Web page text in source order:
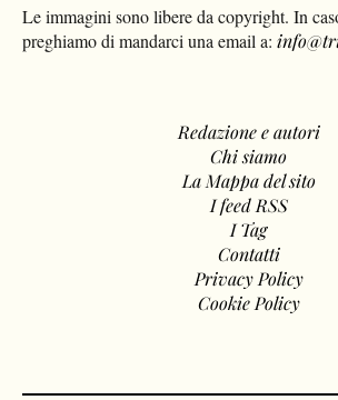
Le immagini sono libere da copyright. In
preghiamo di mandarci una email a:
Redazione e autori
Chi siamo
La Mappa del sito
I feed RSS
I Tag
Contatti
Privacy Policy
Cookie Policy